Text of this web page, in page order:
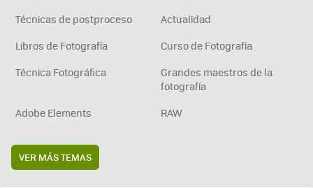
Técnicas de postproceso
Actualidad
Libros de Fotografía
Curso de Fotografía
Técnica Fotográfica
Grandes maestros de la
fotografía
Adobe Elements
RAW
VER MÁS TEMAS